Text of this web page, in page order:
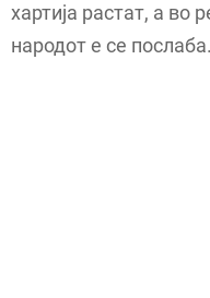
хартија растат, а во
народот е се послаба.